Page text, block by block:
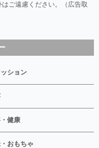
ご遠慮ください。（広告取
ション
健康
おもちゃ